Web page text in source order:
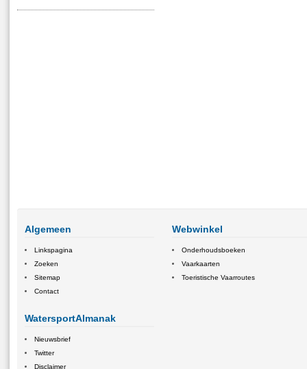
Algemeen
Linkspagina
Zoeken
Sitemap
Contact
WatersportAlmanak
Nieuwsbrief
Twitter
Disclaimer
Webwinkel
Onderhoudsboeken
Vaarkaarten
Toeristische Vaarroutes